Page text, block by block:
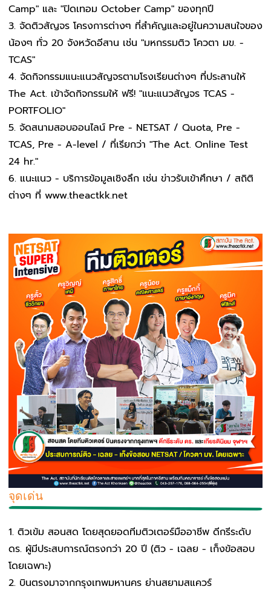
Camp" และ "ปิดเทอม October Camp" ของทุกปี
จัดติวสัญจร โครงการต่างๆ ที่สำคัญและอยู่ในความสนใจของ
น้องๆ ทั่ว 20 จังหวัดอีสาน เช่น "มหกรรมติว โควตา มข. -
TCAS"
จัดกิจกรรมแนะแนวสัญจรตามโรงเรียนต่างๆ ที่ประสานให้
The Act. เข้าจัดกิจกรรมให้ ฟรี! "แนะแนวสัญจร TCAS -
PORTFOLIO"
จัดสนามสอบออนไลน์ Pre - NETSAT / Quota, Pre -
TCAS, Pre - A-level / ที่เรียกว่า "The Act. Online Test
24 hr."
แนะแนว - บริการข้อมูลเชิงลึก เช่น ข่าวรับเข้าศึกษา / สถิติ
ต่างๆ ที่ www.theactkk.net
จุดเด่น
ติวเข้ม สอนสด โดยสุดยอดทีมติวเตอร์มืออาชีพ ดีกรีระดับ
ดร. ผู้มีประสบการณ์ตรงกว่า 20 ปี (ติว - เฉลย - เก็งข้อสอบ
โดยเฉพาะ)
บินตรงมาจากกรุงเทพมหานคร ย่านสยามสแควร์